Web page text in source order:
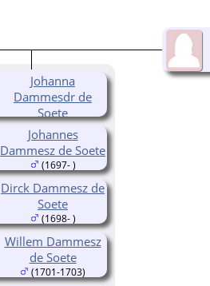
Johanna
Dammesdr de
Soete
(1695- )
Johannes
Dammesz de Soete
(1697- )
Dirck Dammesz de
Soete
(1698- )
Willem Dammesz
de Soete
(1701-1703)